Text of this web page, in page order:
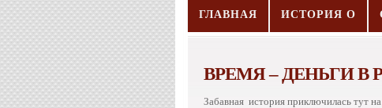
ГЛАВНАЯ ИСТОРИЯ О
ВРЕМЯ – ДЕНЬГИ
Забавная история приключилась тут